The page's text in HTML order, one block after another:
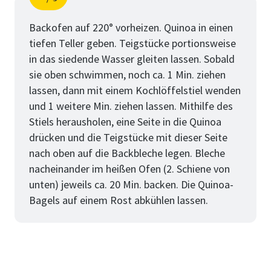
Schritt
von
Backofen auf 220° vorheizen. Quinoa in einen
tiefen Teller geben. Teigstücke portionsweise
in das siedende Wasser gleiten lassen. Sobald
sie oben schwimmen, noch ca. 1 Min. ziehen
lassen, dann mit einem Kochlöffelstiel wenden
und 1 weitere Min. ziehen lassen. Mithilfe des
Stiels herausholen, eine Seite in die Quinoa
drücken und die Teigstücke mit dieser Seite
nach oben auf die Backbleche legen. Bleche
nacheinander im heißen Ofen (2. Schiene von
unten) jeweils ca. 20 Min. backen. Die Quinoa-
Bagels auf einem Rost abkühlen lassen.